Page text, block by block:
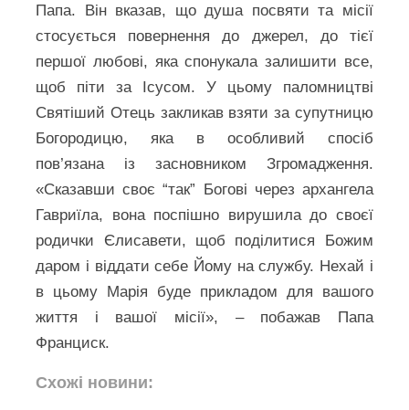
Папа. Він вказав, що душа посвяти та місії
стосується повернення до джерел, до тієї
першої любові, яка спонукала залишити все,
щоб піти за Ісусом. У цьому паломництві
Святіший Отець закликав взяти за супутницю
Богородицю, яка в особливий спосіб
пов’язана із засновником Згромадження.
«Сказавши своє “так” Богові через архангела
Гавриїла, вона поспішно вирушила до своєї
родички Єлисавети, щоб поділитися Божим
даром і віддати себе Йому на службу. Нехай і
в цьому Марія буде прикладом для вашого
життя і вашої місії», – побажав Папа
Франциск.
Схожі новини: